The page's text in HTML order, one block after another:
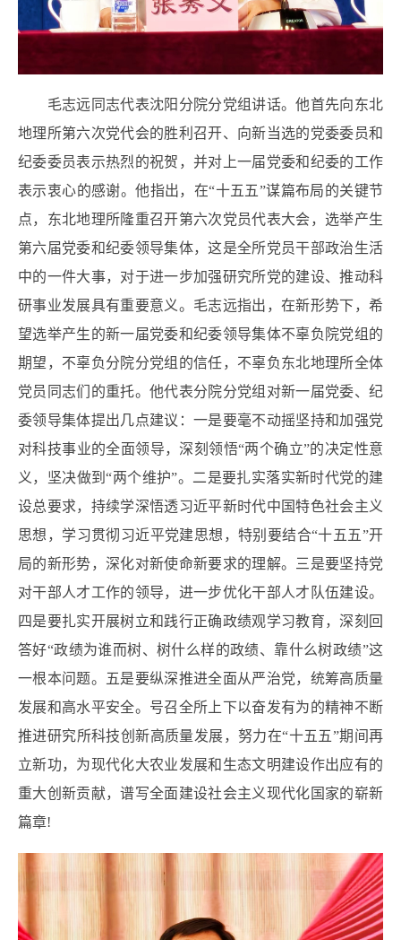
毛志远同志代表沈阳分院分党组讲话。他首先向东北
地理所第六次党代会的胜利召开、向新当选的党委委员和
纪委委员表示热烈的祝贺，并对上一届党委和纪委的工作
表示衷心的感谢。他指出，在“十五五”谋篇布局的关键节
点，东北地理所隆重召开第六次党员代表大会，选举产生
第六届党委和纪委领导集体，这是全所党员干部政治生活
中的一件大事，对于进一步加强研究所党的建设、推动科
研事业发展具有重要意义。毛志远指出，在新形势下，希
望选举产生的新一届党委和纪委领导集体不辜负院党组的
期望，不辜负分院分党组的信任，不辜负东北地理所全体
党员同志们的重托。他代表分院分党组对新一届党委、纪
委领导集体提出几点建议：一是要毫不动摇坚持和加强党
对科技事业的全面领导，深刻领悟“两个确立”的决定性意
义，坚决做到“两个维护”。二是要扎实落实新时代党的建
设总要求，持续学深悟透习近平新时代中国特色社会主义
思想，学习贯彻习近平党建思想，特别要结合“十五五”开
局的新形势，深化对新使命新要求的理解。三是要坚持党
对干部人才工作的领导，进一步优化干部人才队伍建设。
四是要扎实开展树立和践行正确政绩观学习教育，深刻回
答好“政绩为谁而树、树什么样的政绩、靠什么树政绩”这
一根本问题。五是要纵深推进全面从严治党，统筹高质量
发展和高水平安全。号召全所上下以奋发有为的精神不断
推进研究所科技创新高质量发展，努力在“十五五”期间再
立新功，为现代化大农业发展和生态文明建设作出应有的
重大创新贡献，谱写全面建设社会主义现代化国家的崭新
篇章!